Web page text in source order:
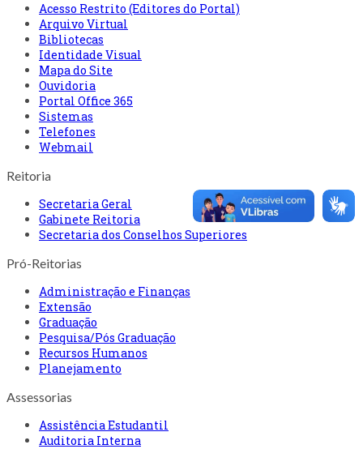
Acesso Restrito (Editores do Portal)
Arquivo Virtual
Bibliotecas
Identidade Visual
Mapa do Site
Ouvidoria
Portal Office 365
Sistemas
Telefones
Webmail
Reitoria
Secretaria Geral
Gabinete Reitoria
Secretaria dos Conselhos Superiores
Pró-Reitorias
Administração e Finanças
Extensão
Graduação
Pesquisa/Pós Graduação
Recursos Humanos
Planejamento
Assessorias
Assistência Estudantil
Auditoria Interna